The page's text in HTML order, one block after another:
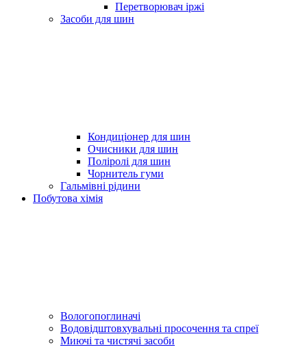
Перетворювач іржі
Засоби для шин
Кондиціонер для шин
Очисники для шин
Поліролі для шин
Чорнитель гуми
Гальмівні рідини
Побутова хімія
Вологопоглиначі
Водовідштовхувальні просочення та спреї
Миючі та чистячі засоби